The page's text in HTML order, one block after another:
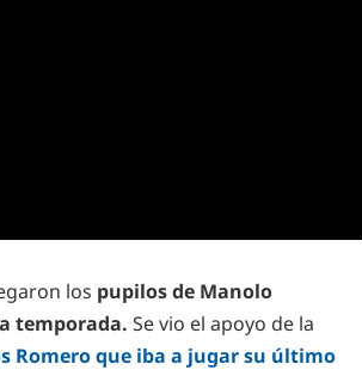
los pupilos de Manolo
temporada. Se vio el apoyo de la
Romero que iba a jugar su último